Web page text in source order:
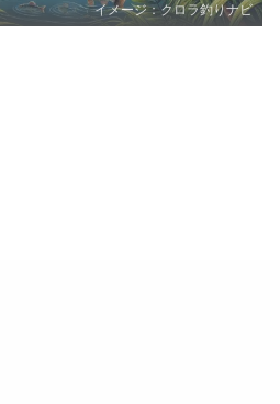
イメージ：クロラ釣りナビ